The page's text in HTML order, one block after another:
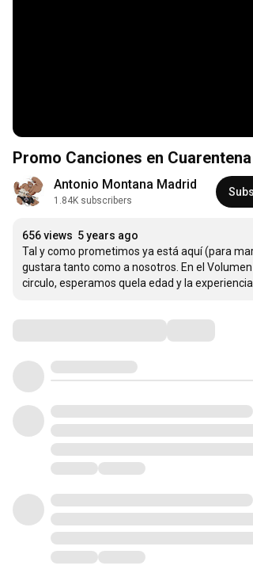
Promo Canciones en
Antonio Montana Madrid
1.84K subscribers
656 views 5 years ago
Tal y como prometimos ya está aquí (para
gustara tanto como a nosotros. En el
circulo, esperamos quela edad y la